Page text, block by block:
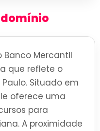
Banco Mercantil
que reflete o
Situado em
oferece uma
para
A proximidade